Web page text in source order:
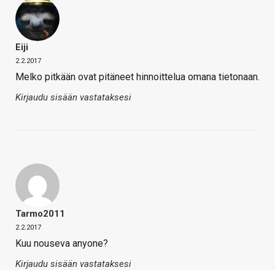
Eiji
2.2.2017
Melko pitkään ovat pitäneet hinnoittelua omana tietonaan.
Kirjaudu sisään vastataksesi
Tarmo2011
2.2.2017
Kuu nouseva anyone?
Kirjaudu sisään vastataksesi